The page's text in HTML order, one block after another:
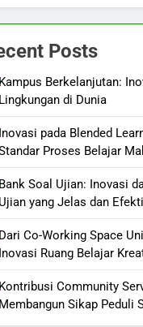
Posts
Kampus Berkelanjutan:
Lingkungan di Dunia
Inovasi pada Blended
Proses Belajar
Bank Soal Ujian: Inovasi
Ujian yang Jelas dan
Dari Co-Working Space
Inovasi Ruang Belajar
Kontribusi Community
Membangun Sikap Peduli